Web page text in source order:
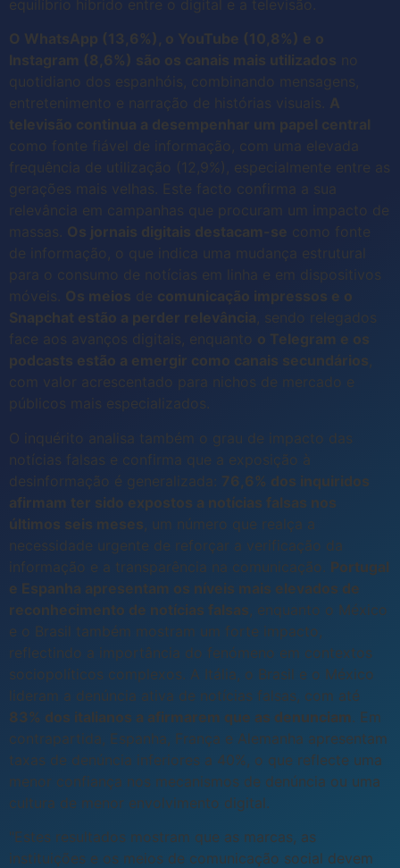
equilíbrio híbrido entre o digital e a televisão.
O WhatsApp (13,6%), o YouTube (10,8%) e o
Instagram (8,6%) são os canais mais utilizados no
quotidiano dos espanhóis, combinando mensagens,
entretenimento e narração de histórias visuais. A
televisão continua a desempenhar um papel central
como fonte fiável de informação, com uma elevada
frequência de utilização (12,9%), especialmente entre as
gerações mais velhas. Este facto confirma a sua
relevância em campanhas que procuram um impacto de
massas. Os jornais digitais destacam-se como fonte
de informação, o que indica uma mudança estrutural
para o consumo de notícias em linha e em dispositivos
móveis. Os meios de comunicação impressos e o
Snapchat estão a perder relevância, sendo relegados
face aos avanços digitais, enquanto o Telegram e os
podcasts estão a emergir como canais secundários,
com valor acrescentado para nichos de mercado e
públicos mais especializados.
O inquérito analisa também o grau de impacto das
notícias falsas e confirma que a exposição à
desinformação é generalizada: 76,6% dos inquiridos
afirmam ter sido expostos a notícias falsas nos
últimos seis meses , um número que realça a
necessidade urgente de reforçar a verificação da
informação e a transparência na comunicação. Portugal
e Espanha apresentam os níveis mais elevados de
reconhecimento de notícias falsas , enquanto o México
e o Brasil também mostram um forte impacto,
reflectindo a importância do fenómeno em contextos
sociopolíticos complexos. A Itália, o Brasil e o México
lideram a denúncia ativa de notícias falsas, com até
83% dos italianos a afirmarem que as denunciam. Em
contrapartida, Espanha, França e Alemanha apresentam
taxas de denúncia inferiores a 40%, o que reflecte uma
menor confiança nos mecanismos de denúncia ou uma
cultura de menor envolvimento digital.
"Estes resultados mostram que as marcas, as
instituições e os meios de comunicação social devem